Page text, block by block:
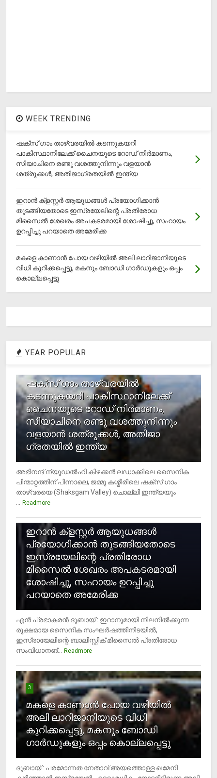
WEEK TRENDING
ഷക്സ് ​ഗാം താഴ്‌വരയിൽ കടന്നുകയറി
പാകിസ്ഥാനിലേക്ക് ചൈനയുടെ റോഡ് നിർമാണം,
സിയാചിനെ രണ്ടു വശത്തുനിന്നും വളയാൻ
ശത്രുക്കൾ, അതിജാ​ഗ്രതയിൽ ഇന്ത്യ
ഇറാന്‍ ക്‌ളസ്റ്റര്‍ ആയുധങ്ങള്‍ പ്രയോഗിക്കാന്‍
തുടങ്ങിയതോടെ ഇസ്രയേലിന്റെ പ്രതിരോധ
മിസൈല്‍ ശേഖരം അപകടരമായി ശോഷിച്ചു, സഹായം
ഉറപ്പിച്ചു പറയാതെ അമേരിക്ക
മകളെ കാണാന്‍ പോയ വഴിയില്‍ അലി ലാറിജാനിയുടെ
വിധി കുറിക്കപ്പെട്ടു, മകനും ബോഡി ഗാര്‍ഡുകളും ഒപ്പം
കൊല്ലപ്പെട്ടു
YEAR POPULAR
ഷക്സ് ​ഗാം താഴ്‌വരയിൽ
കടന്നുകയറി പാകിസ്ഥാനിലേക്ക്
ചൈനയുടെ റോഡ് നിർമാണം,
സിയാചിനെ രണ്ടു വശത്തുനിന്നും
വളയാൻ ശത്രുക്കൾ, അതിജാ​
ഗ്രതയിൽ ഇന്ത്യ
അഭിനന്ദ് ന്യൂഡൽഹി കിഴക്കൻ ലഡാക്കിലെ സൈനിക
പിന്മാറ്റത്തിന് പിന്നാലെ, ജമ്മു കശ്മീരിലെ ഷക്സ് ​ഗാം
താഴ്‌വരയെ (Shaksgam Valley) ചൊല്ലി ഇന്ത്യയും
Readmore
ഇറാന്‍ ക്‌ളസ്റ്റര്‍ ആയുധങ്ങള്‍
പ്രയോഗിക്കാന്‍ തുടങ്ങിയതോടെ
ഇസ്രയേലിന്റെ പ്രതിരോധ
മിസൈല്‍ ശേഖരം അപകടരമായി
ശോഷിച്ചു, സഹായം ഉറപ്പിച്ചു
പറയാതെ അമേരിക്ക
എന്‍ പ്രഭാകരന്‍ ദുബായ് : ഇറാനുമായി നിലനില്‍ക്കുന്ന
രൂക്ഷമായ സൈനിക സംഘര്‍ഷത്തിനിടയില്‍,
ഇസ്രായേലിന്റെ ബാലിസ്റ്റിക് മിസൈല്‍ പ്രതിരോധ
സംവിധാനങ്...
Readmore
3
മകളെ കാണാന്‍ പോയ വഴിയില്‍
അലി ലാറിജാനിയുടെ വിധി
കുറിക്കപ്പെട്ടു, മകനും ബോഡി
ഗാര്‍ഡുകളും ഒപ്പം കൊല്ലപ്പെട്ടു
ദുബായ് : പരമോന്നത നേതാവ് അയത്തൊള്ള ഖമേനി